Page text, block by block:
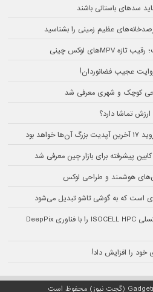
سدهای باستانی باشند
عجیب فضانوردان!
بود
هوشمند و طراحی لوکس
است که به گوشی تاشو تبدیل می‌شود
سامسونگ حسگر دوربین ۲۰۰ مگاپیکسلی ISOCELL HPC را با فناوری DeepPix
را افزایش داد!